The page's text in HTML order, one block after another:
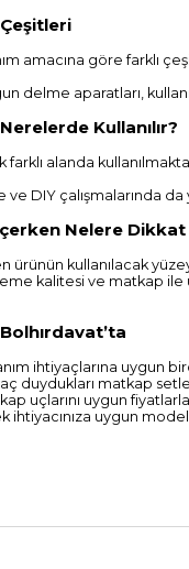
amacına göre farklı
delme aparatları,
Kullanılır?
farklı alanda
DIY çalışmalarında
Nelere
ürünün kullanılacak
kalitesi ve matkap
ihtiyaçlarına uygun
duydukları matkap
uçlarını uygun
ihtiyacınıza uygun